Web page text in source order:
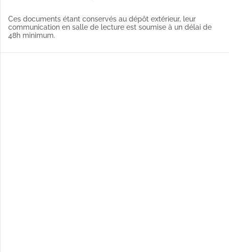
Ces documents étant conservés au dépôt extérieur, leur
communication en salle de lecture est soumise à un délai de
48h minimum.